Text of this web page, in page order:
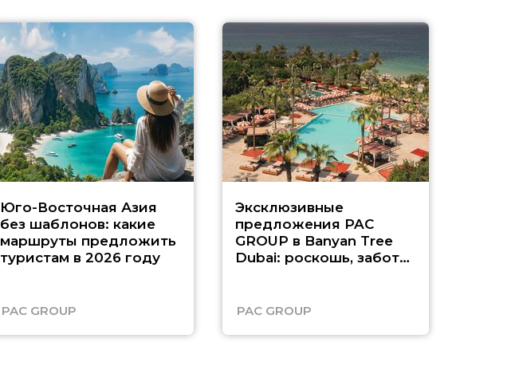
Юго-Восточная Азия
без шаблонов: какие
маршруты предложить
туристам в 2026 году
PAC GROUP
Эксклюзивные
предложения PAC
GROUP в Banyan Tree
Dubai: роскошь, забота
PAC GROUP